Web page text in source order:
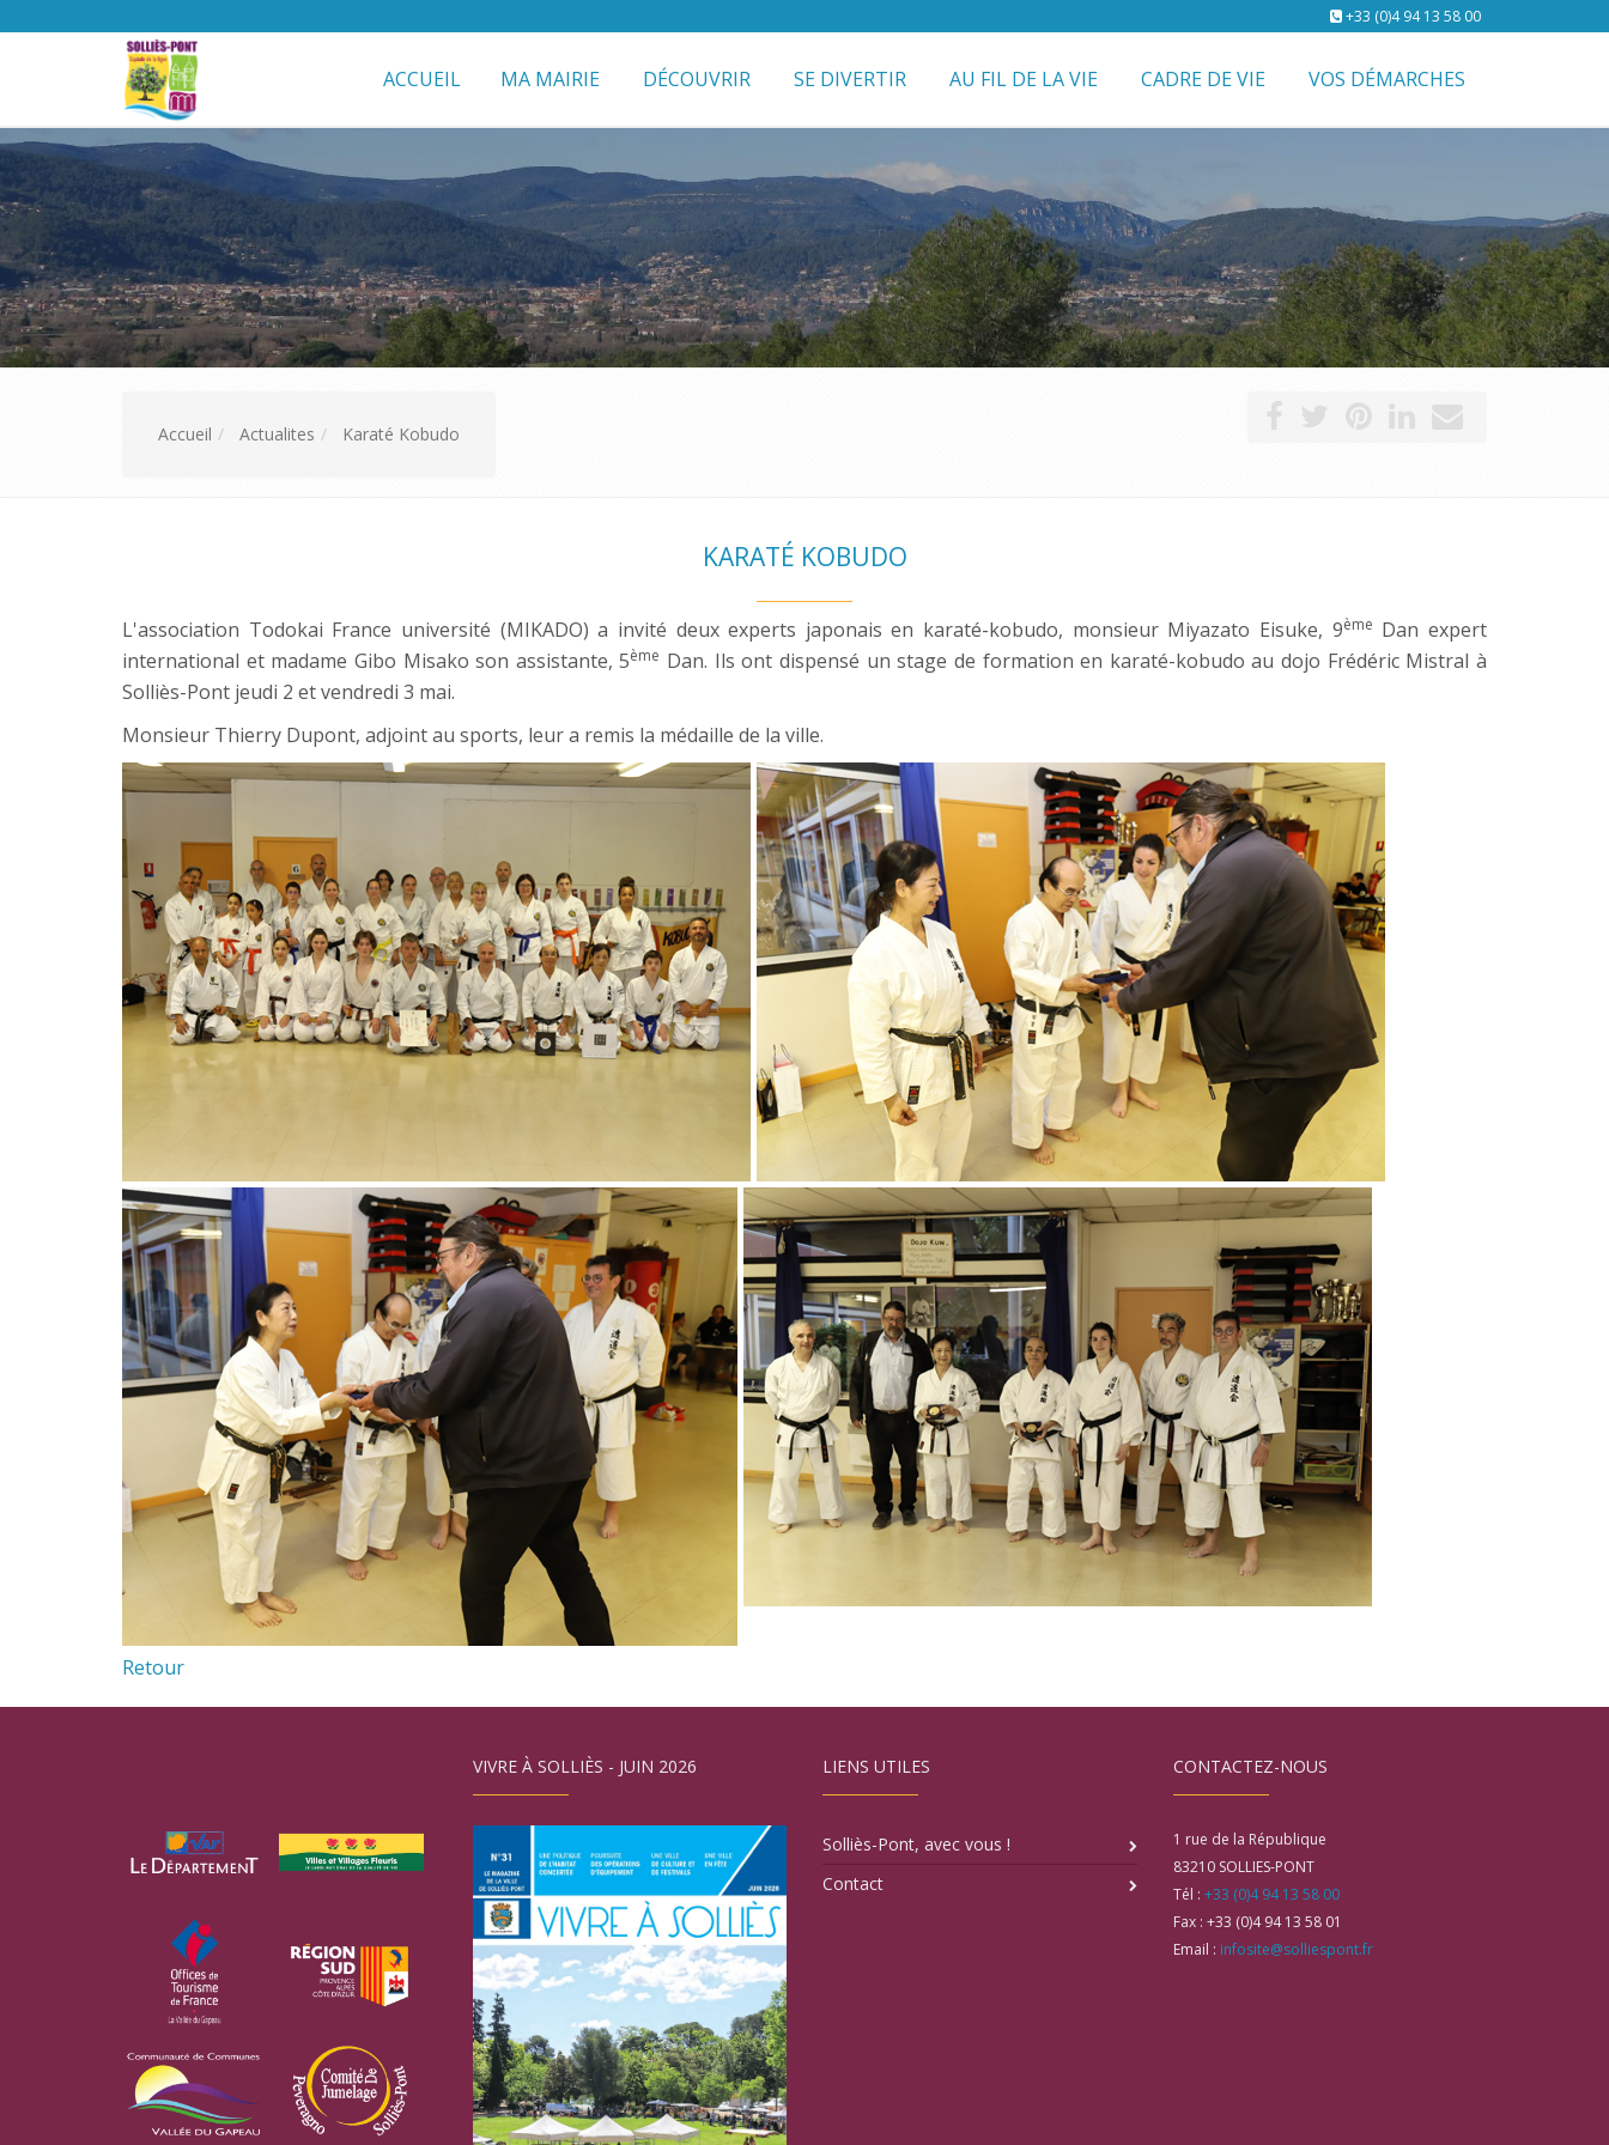
+33 (0)4 94 13 58 00
ACCUEIL MA MAIRIE DÉCOUVRIR SE DIVERTIR AU FIL DE LA VIE CADRE DE VIE VOS DÉMARCHES
Accueil Actualites Karaté Kobudo
KARATÉ KOBUDO
L'association Todokai France université (MIKADO) a invité deux experts japonais en karaté-kobudo, monsieur Miyazato Eisuke, 9ème Dan expert
international et madame Gibo Misako son assistante, 5ème Dan. Ils ont dispensé un stage de formation en karaté-kobudo au dojo Frédéric Mistral à
Solliès-Pont jeudi 2 et vendredi 3 mai.
Monsieur Thierry Dupont, adjoint au sports, leur a remis la médaille de la ville.
Retour
VIVRE À SOLLIÈS - JUIN 2026 LIENS UTILES
Solliès-Pont, avec vous !
Contact
CONTACTEZ-NOUS
1 rue de la République
83210 SOLLIES-PONT
Tél : +33 (0)4 94 13 58 00
Fax : +33 (0)4 94 13 58 01
Email : infosite@solliespont.fr